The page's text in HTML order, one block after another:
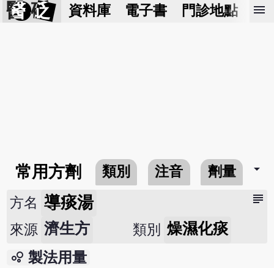
醫 砭 資料庫 電子書 門診地點 預
menu
常用方劑 類別 注音 劑量 arrow_drop_down
subject
方名 導痰湯
來源 濟生方 類別 燥濕化痰
bubble_chart 製法用量